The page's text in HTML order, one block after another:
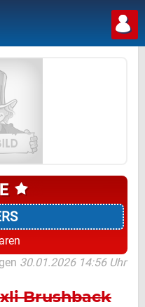
30.01.2026 14:56 Uhr
Brushback